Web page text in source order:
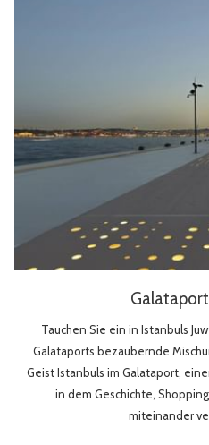
Tauchen Sie ein in Istanbuls
Galataports bezaubernde
Geist Istanbuls im Galataport,
in dem Geschichte,
miteinander